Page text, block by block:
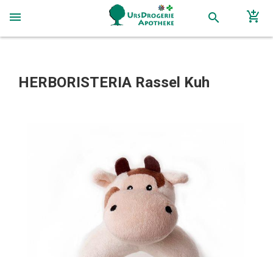
menu search add_shopping_cart
HERBORISTERIA Rassel Kuh